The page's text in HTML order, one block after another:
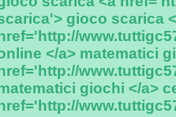
gioco scarica
href='http://
</a> matematici
href='http://
giochi </a>
href='http://